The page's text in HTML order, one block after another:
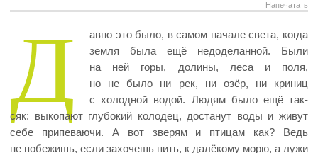
Напечатать
Д
авно это было, в самом начале света, когда
земля была ещё недоделанной. Были
на ней горы, долины, леса и поля,
но не было ни рек, ни озёр, ни криниц
с холодной водой. Людям было ещё так-
сяк: выкопают глубокий колодец, достанут воды и живут
себе припеваючи. А вот зверям и птицам как? Ведь
не побежишь, если захочешь пить, к далёкому морю, а лужи